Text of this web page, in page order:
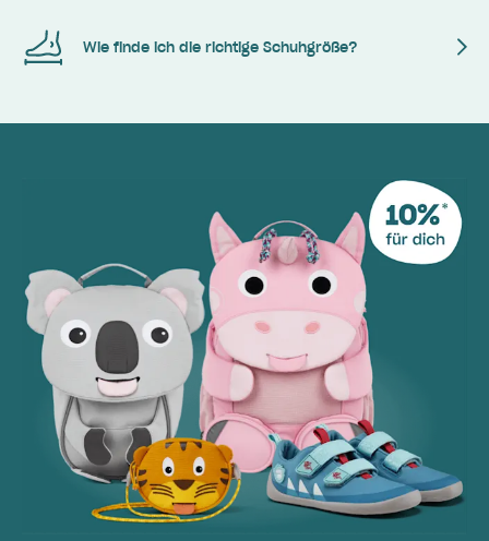
Wie finde ich die richtige Schuhgröße?